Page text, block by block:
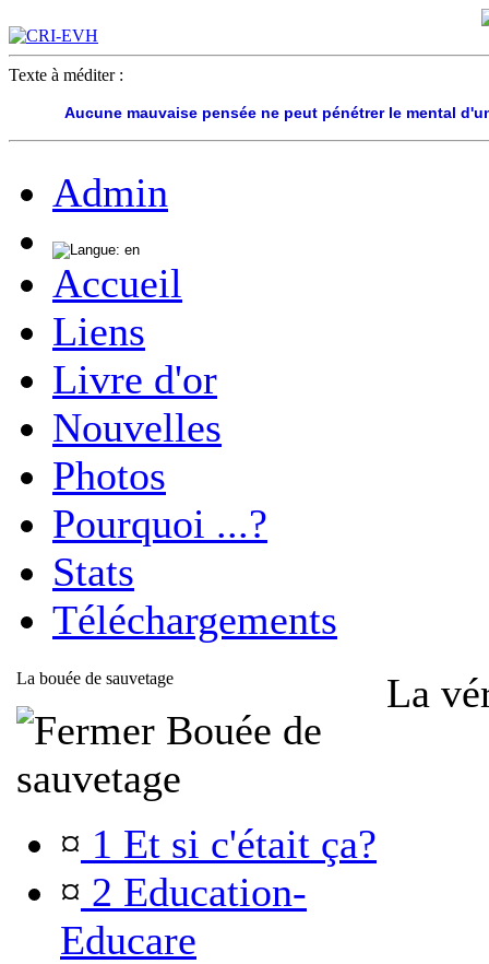
Texte à méditer :
Aucune mauvaise pensée ne peut pénétrer le mental
Admin
Accueil
Liens
Livre d'or
Nouvelles
Photos
Pourquoi ...?
Stats
Téléchargements
La bouée de sauvetage
Bouée de
sauvetage
¤ 1 Et si c'était ça?
¤ 2 Education-
Educare
La